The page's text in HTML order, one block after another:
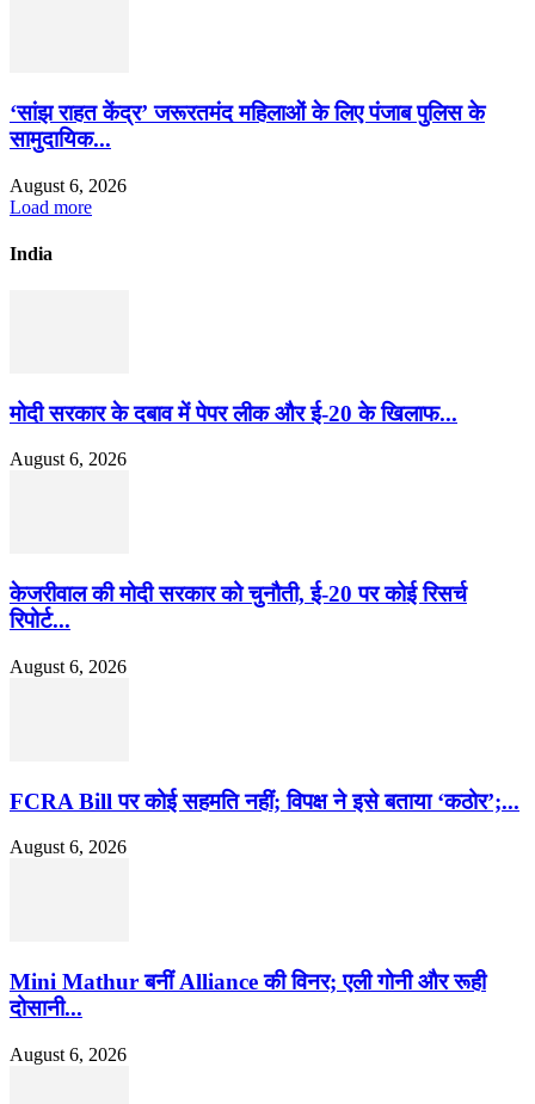
‘सांझ राहत केंद्र’ जरूरतमंद महिलाओं के लिए पंजाब पुलिस के
सामुदायिक...
August 6, 2026
Load more
India
मोदी सरकार के दबाव में पेपर लीक और ई-20 के खिलाफ...
August 6, 2026
केजरीवाल की मोदी सरकार को चुनौती, ई-20 पर कोई रिसर्च
रिपोर्ट...
August 6, 2026
FCRA Bill पर कोई सहमति नहीं; विपक्ष ने इसे बताया ‘कठोर’;...
August 6, 2026
Mini Mathur बनीं Alliance की विनर; एली गोनी और रूही
दोसानी...
August 6, 2026